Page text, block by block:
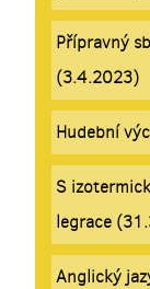
Přípravný
(3.4.2023)
Hudební
S
legrace
Anglický